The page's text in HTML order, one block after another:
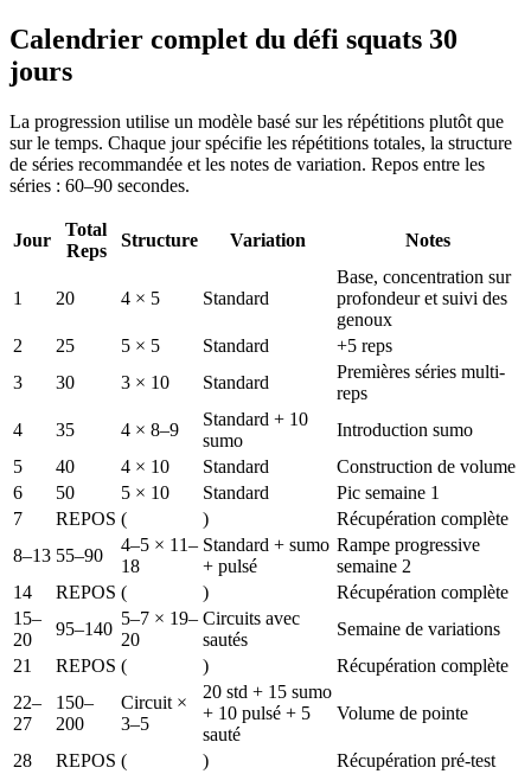
Calendrier complet du défi squats 30
jours
La progression utilise un modèle basé sur les répétitions plutôt que
sur le temps. Chaque jour spécifie les répétitions totales, la structure
de séries recommandée et les notes de variation. Repos entre les
séries : 60–90 secondes.
Jour
Total
Reps
Structure Variation Notes
1 20 4 × 5 Standard
Base, concentration sur
profondeur et suivi des
genoux
2
25 5 × 5 Standard
+5 reps
3
30 3 × 10 Standard
Premières séries multi-
reps
4
35 4 × 8–9
Standard + 10
sumo
Introduction sumo
5
40 4 × 10 Standard
Construction de volume
6
50 5 × 10 Standard
Pic semaine 1
7
REPOS ( )
Récupération complète
8–13 55–90
4–5 × 11–
18
Standard + sumo
+ pulsé
Rampe progressive
semaine 2
14
REPOS ( )
Récupération complète
15–
20
95–140
5–7 × 19–
20
Circuits avec
sautés
Semaine de variations
21
REPOS ( )
Récupération complète
22–
27
150–
200
Circuit ×
3–5
20 std + 15 sumo
+ 10 pulsé + 5
sauté
Volume de pointe
28 REPOS ( ) Récupération pré-test